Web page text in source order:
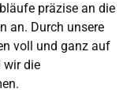
präzise an die
an. Durch unsere
voll und ganz auf
wir die